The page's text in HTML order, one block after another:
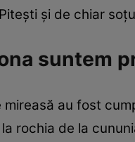
și de chiar
suntem
au fost
rochia de la